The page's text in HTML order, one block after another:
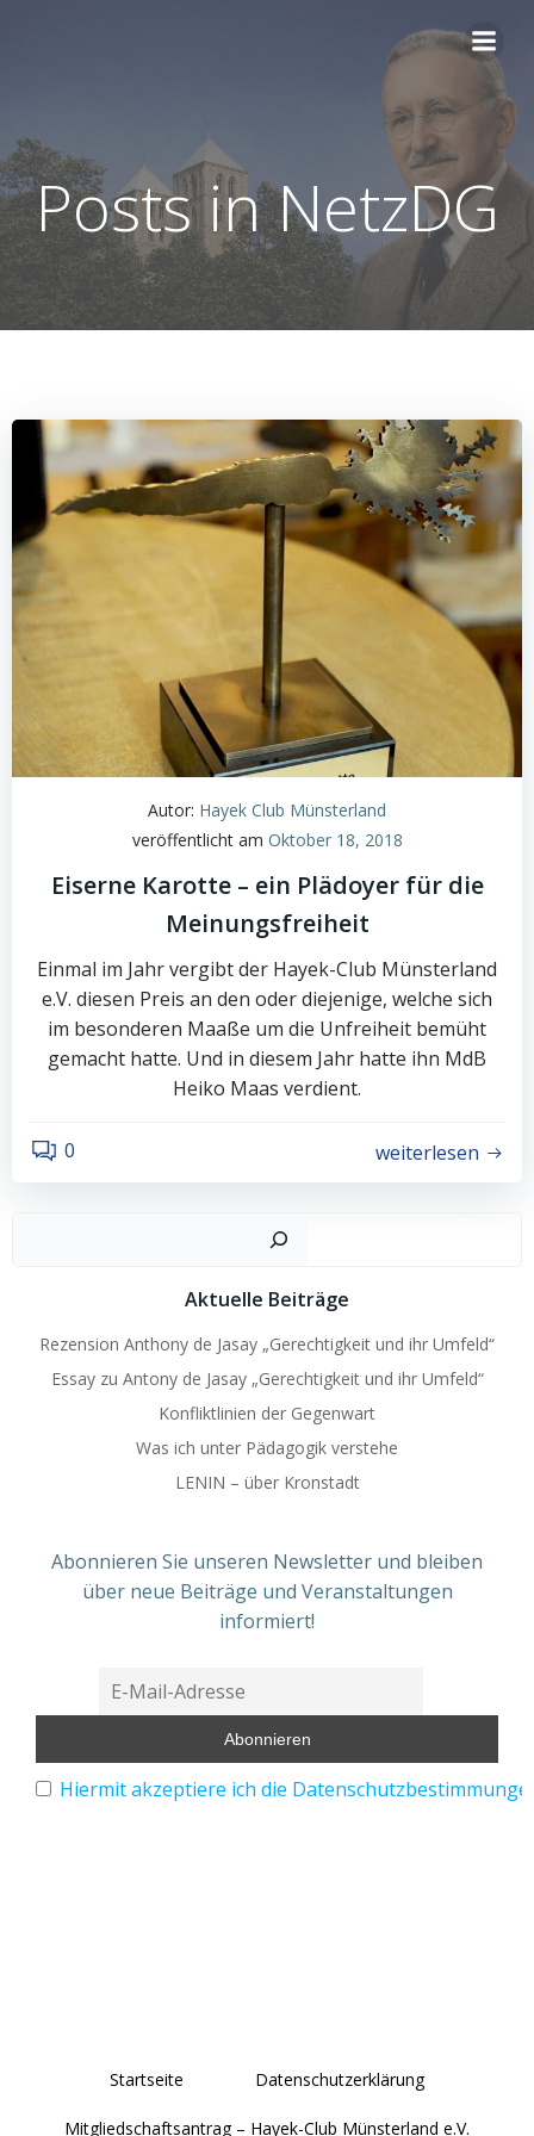
Posts in NetzDG
Autor: Hayek Club Münsterland
veröffentlicht am Oktober 18, 2018
Eiserne Karotte – ein Plädoyer für die
Meinungsfreiheit
Einmal im Jahr vergibt der Hayek-Club Münsterland
e.V. diesen Preis an den oder diejenige, welche sich
im besonderen Maaße um die Unfreiheit bemüht
gemacht hatte. Und in diesem Jahr hatte ihn MdB
Heiko Maas verdient.
0 weiterlesen
Aktuelle Beiträge
Rezension Anthony de Jasay „Gerechtigkeit und ihr Umfeld“
Essay zu Antony de Jasay „Gerechtigkeit und ihr Umfeld“
Konfliktlinien der Gegenwart
Was ich unter Pädagogik verstehe
LENIN – über Kronstadt
Abonnieren Sie unseren Newsletter und bleiben
über neue Beiträge und Veranstaltungen
informiert!
Hiermit akzeptiere ich die
Startseite Datenschutzerklärung
Mitgliedschaftsantrag – Hayek-Club Münsterland e.V.